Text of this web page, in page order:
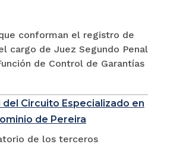
conforman el registro de
cargo de Juez Segundo Penal
de Control de Garantías
del Circuito Especializado en
de Pereira
de los terceros